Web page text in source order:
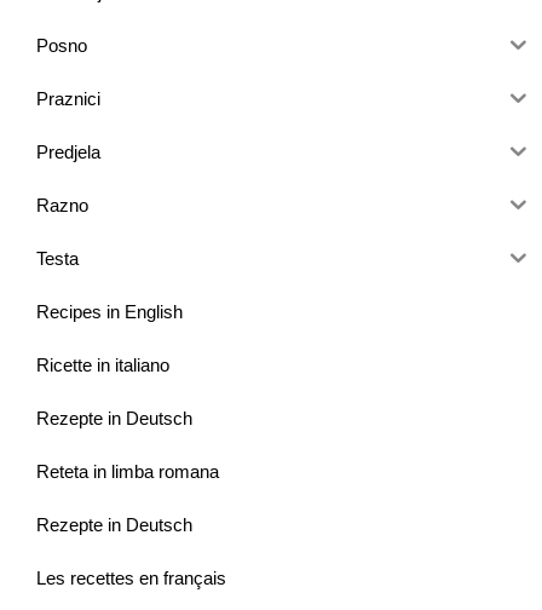
Posno
Praznici
Predjela
Razno
Testa
Recipes in English
Ricette in italiano
Rezepte in Deutsch
Reteta in limba romana
Rezepte in Deutsch
Les recettes en français